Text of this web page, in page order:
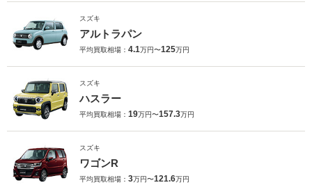
スズキ
アルトラパン
平均買取相場： 4.1万円〜125万円
スズキ
ハスラー
平均買取相場： 19万円〜157.3万円
スズキ
ワゴンR
平均買取相場： 3万円〜121.6万円